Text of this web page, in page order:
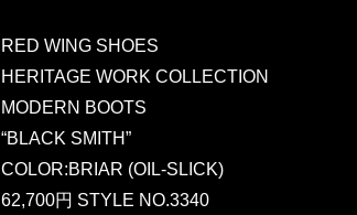
RED WING SHOES
HERITAGE WORK COLLECTION
MODERN BOOTS
“BLACK SMITH”
COLOR:BRIAR (OIL-SLICK)
62,700円 STYLE NO.3340